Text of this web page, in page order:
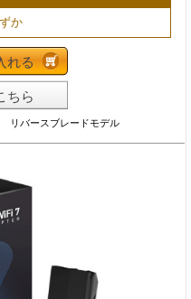
か
れる
ちら
リバースブレードモデル